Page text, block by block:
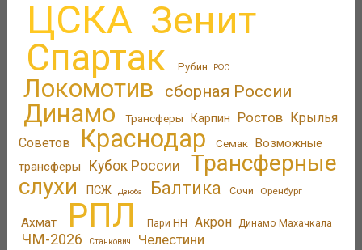
ЦСКА Зенит
Спартак Рубин РФС
Локомотив сборная России
Динамо Трансферы Карпин Ростов
Крылья
Советов
Краснодар Семак Возможные
трансферы
Кубок России
Трансферные
слухи
ПСЖ Дзюба Балтика Сочи Оренбург
Ахмат РПЛ Пари НН Акрон Динамо Махачкала
ЧМ-2026 Станкович Челестини